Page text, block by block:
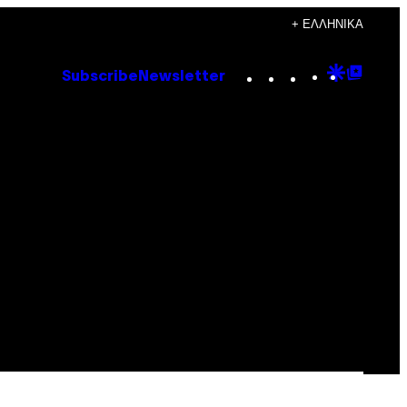
+ ΕΛΛΗΝΙΚΆ
Subscribe Newsletter Instagram
TikTok
YouTube
Google